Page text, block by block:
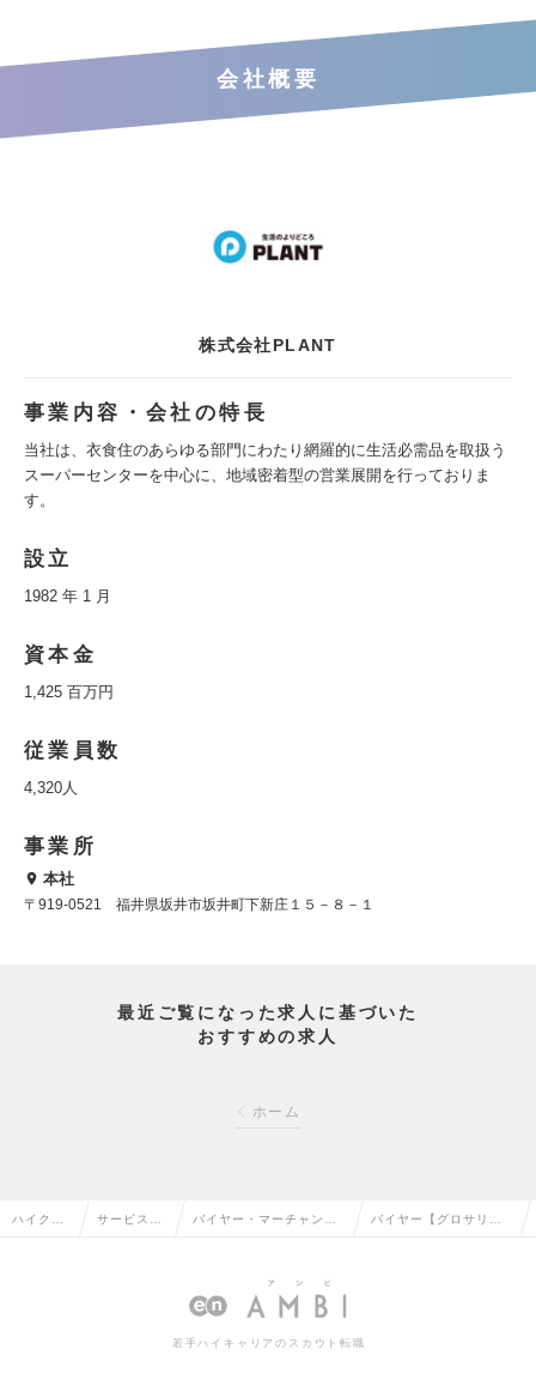
会社概要
株式会社PLANT
事業内容・会社の特長
当社は、衣食住のあらゆる部門にわたり網羅的に生活必需品を取扱う
スーパーセンターを中心に、地域密着型の営業展開を行っておりま
す。
設立
1982 年 1 月
資本金
1,425 百万円
従業員数
4,320人
事業所
本社
〒919-0521 福井県坂井市坂井町下新庄１５－８－１
最近ご覧になった求人に基づいた
おすすめの求人
ホーム
ハイクラ サービス・ バイヤー・マーチャンダ
転職
バイヤー【グロサリー
若手ハイキャリアのスカウト転職